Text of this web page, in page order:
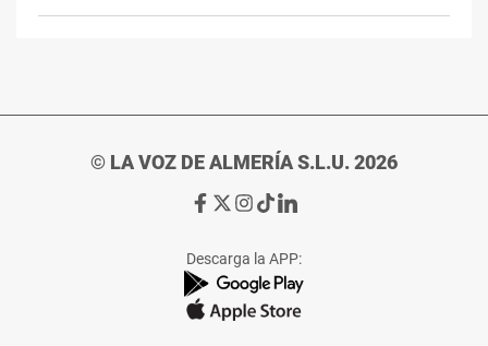
© LA VOZ DE ALMERÍA S.L.U. 2026
Ir
de
La
Voz
Ir
de
La
Voz
Ir
de
La
Voz
Ir
de
La
Voz
Ir
de
La
Voz
Descarga la APP: